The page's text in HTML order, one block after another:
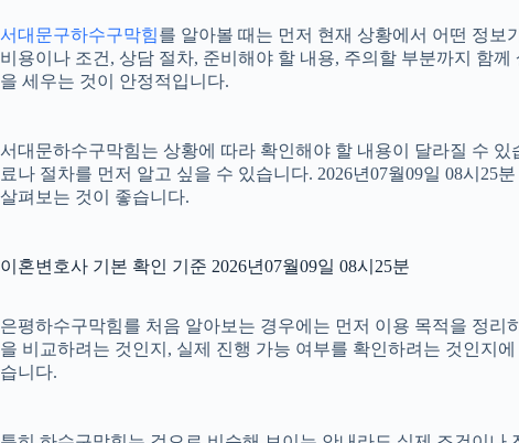
서대문구하수구막힘를 알아볼 때는 먼저 현재 상황에서 어떤 정보
비용이나 조건, 상담 절차, 준비해야 할 내용, 주의할 부분까지 함
을 세우는 것이 안정적입니다.
서대문하수구막힘는 상황에 따라 확인해야 할 내용이 달라질 수
료나 절차를 먼저 알고 싶을 수 있습니다. 2026년07월09일 08시
살펴보는 것이 좋습니다.
이혼변호사 기본 확인 기준 2026년07월09일 08시25분
은평하수구막힘를 처음 알아보는 경우에는 먼저 이용 목적을 정리
을 비교하려는 것인지, 실제 진행 가능 여부를 확인하려는 것인지
습니다.